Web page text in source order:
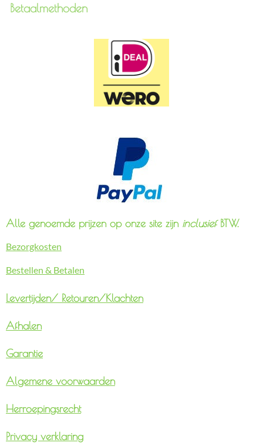
Betaalmethoden
Alle genoemde prijzen op onze site zijn inclusiefBTW.
Bezorgkosten
Bestellen & Betalen
Levertijden/ Retouren/Klachten
Afhalen
Garantie
Algemene voorwaarden
Herroepingsrecht
Privacy verklaring